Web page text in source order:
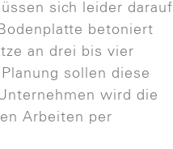
sich leider darauf
betoniert
an drei bis vier
sollen diese
wird die
Arbeiten per